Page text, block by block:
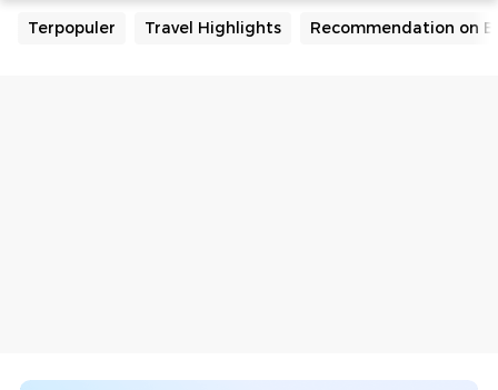
Terpopuler Travel Highlights Recommendation on